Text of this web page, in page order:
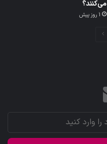
می‌کنند؟
1 روز پیش